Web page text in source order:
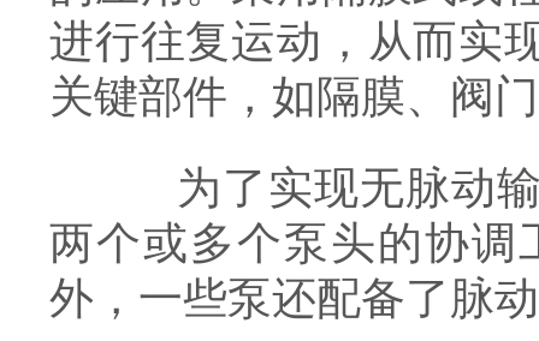
进行往复运动，从而实
关键部件，如隔膜、阀
为了实现无脉动输
两个或多个泵头的协调
外，一些泵还配备了脉